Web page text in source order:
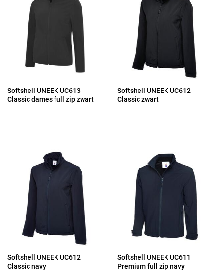
Softshell UNEEK UC613
Classic dames full zip zwart
Softshell UNEEK UC612
Classic zwart
Softshell UNEEK UC612
Classic navy
Softshell UNEEK UC611
Premium full zip navy